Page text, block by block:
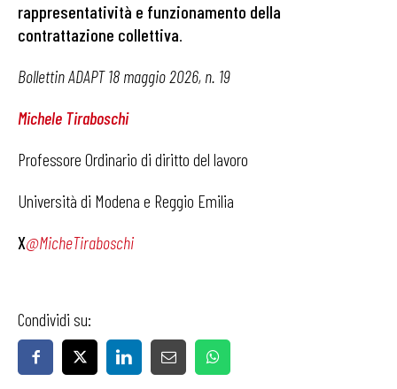
rappresentatività e funzionamento della
contrattazione collettiva.
Bollettin ADAPT 18 maggio 2026, n. 19
Michele Tiraboschi
Professore Ordinario di diritto del lavoro
Università di Modena e Reggio Emilia
X@MicheTiraboschi
Condividi su: